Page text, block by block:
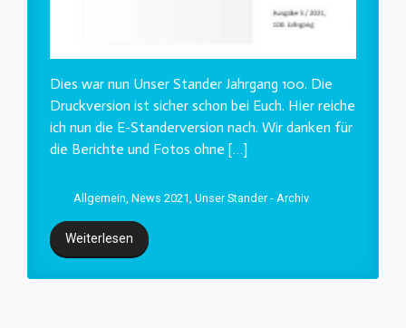
Dies war nun Unser Stander Jahrgang 100. Die
Druckversion ist sicher schon bei Euch. Hier reiche
ich nun die E-Standerversion nach. Wir danken für
die Berichte und Fotos ohne […]
Allgemein News 2021 Unser Stander - Archiv
Weiterlesen